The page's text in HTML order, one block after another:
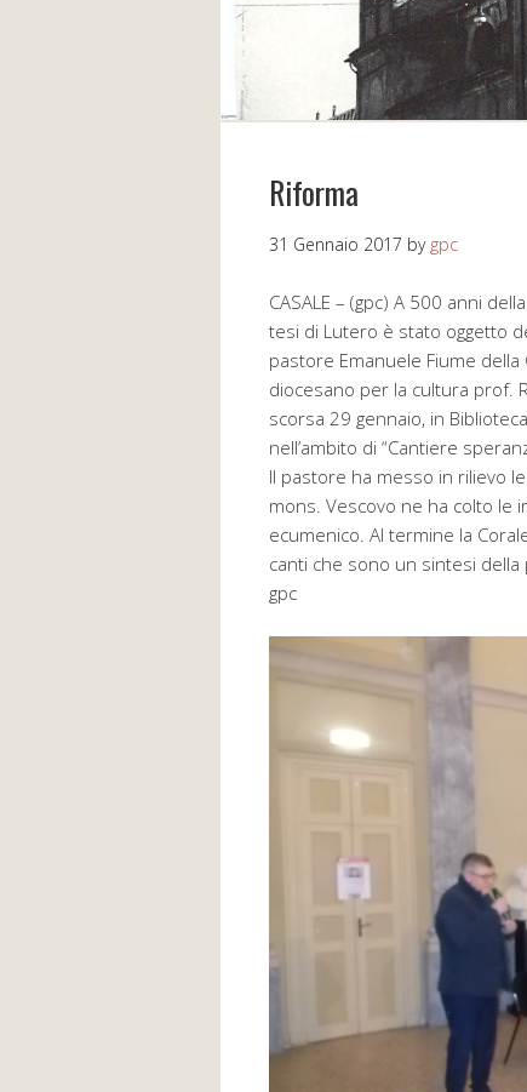
Riforma
31 Gennaio 2017 by gpc
CASALE – (gpc) A 500 anni
tesi di Lutero è stato oggetto
pastore Emanuele Fiume della
diocesano per la cultura prof.
scorsa 29 gennaio, in
nell’ambito di “Cantiere
Il pastore ha messo in rilievo
mons. Vescovo ne ha colto le
ecumenico. Al termine la
canti che sono un sintesi
gpc